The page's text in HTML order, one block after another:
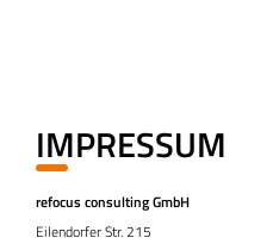
IMPRESSUM
refocus consulting GmbH
Eilendorfer Str. 215